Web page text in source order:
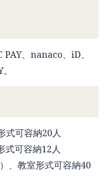
、nanaco、iD、
式可容納20人
式可容納12人
、教室形式可容納40